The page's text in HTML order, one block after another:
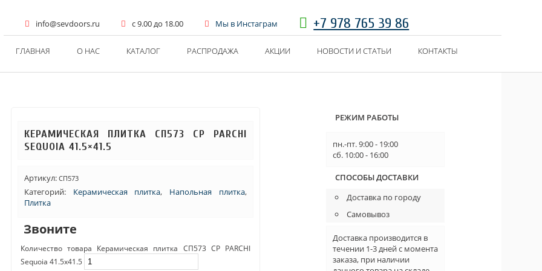
info@sevdoors.ru c 9.00 до 18.00 Мы в Инстаграм +7 978 765 39 86
ГЛАВНАЯ О НАС КАТАЛОГ РАСПРОДАЖА АКЦИИ НОВОСТИ И СТАТЬИ КОНТАКТЫ
КЕРАМИЧЕСКАЯ ПЛИТКА СП573 CP PARCHI
SEQUOIA 41.5×41.5
Артикул: СП573
Категорий: Керамическая плитка, Напольная плитка,
Плитка
Звоните
Количество товара Керамическая плитка СП573 CP PARCHI
Sequoia 41.5x41.5
РЕЖИМ РАБОТЫ
пн.-пт. 9:00 - 19:00
сб. 10:00 - 16:00
СПОСОБЫ ДОСТАВКИ
Доставка по городу
Самовывоз
Доставка производится в
течении 1-3 дней с момента
заказа, при наличии